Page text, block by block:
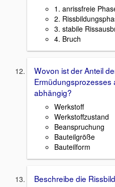
1. anrissfreie
2.
3. stabile
4. Bruch
Wovon ist der Anteil
abhängig?
Werkstoff
Werkstoffzustand
Beanspruchung
Bauteilgröße
Bauteilform
Beschreibe die